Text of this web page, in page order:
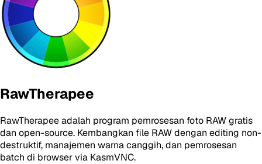
RawTherapee
RawTherapee adalah program pemrosesan foto RAW gratis
dan open-source. Kembangkan file RAW dengan editing non-
destruktif, manajemen warna canggih, dan pemrosesan
batch di browser via KasmVNC.